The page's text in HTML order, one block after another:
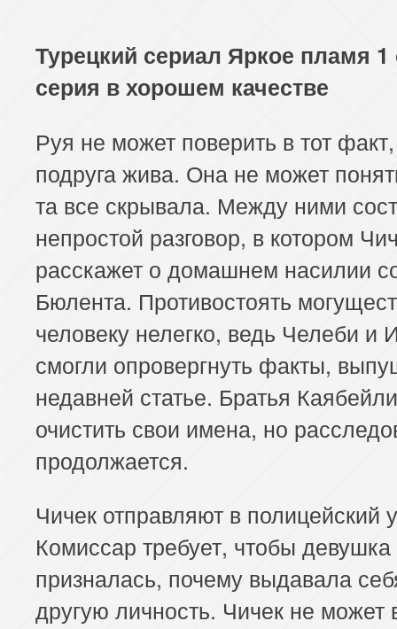
Турецкий сериал Яркое пламя 1
серия в хорошем качестве
Руя не может поверить в тот
подруга жива. Она не может
та все скрывала. Между ними
непростой разговор, в котором
расскажет о домашнем насилии
Бюлента. Противостоять
человеку нелегко, ведь Челеби и
смогли опровергнуть факты,
недавней статье. Братья
очистить свои имена, но
продолжается.
Чичек отправляют в полицейский
Комиссар требует, чтобы девушка
призналась, почему выдавала
другую личность. Чичек не может